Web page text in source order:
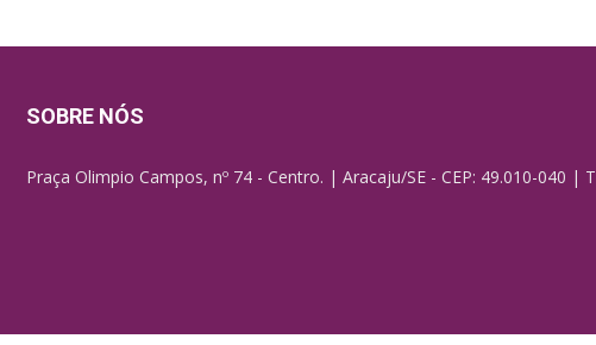
SOBRE NÓS
Praça Olimpio Campos, nº 74 - Centro. | Aracaju/SE - CEP: 49.010-040 |